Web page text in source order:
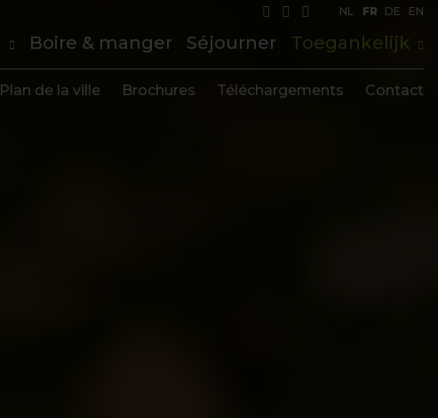
NL FR DE EN
Boire & manger Séjourner Toegankelijk
Plan de la ville Brochures Téléchargements Contact